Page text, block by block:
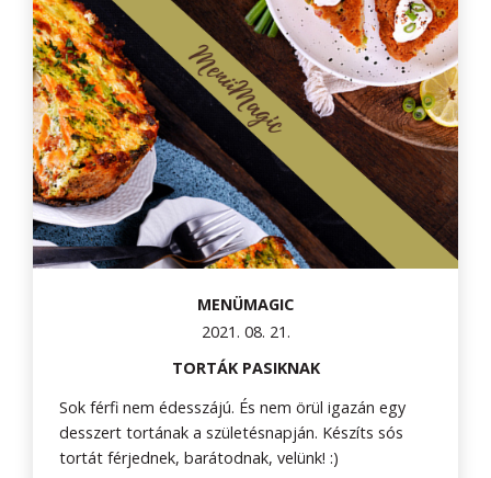
MENÜMAGIC
2021. 08. 21.
TORTÁK PASIKNAK
Sok férfi nem édesszájú. És nem örül igazán egy
desszert tortának a születésnapján. Készíts sós
tortát férjednek, barátodnak, velünk! :)